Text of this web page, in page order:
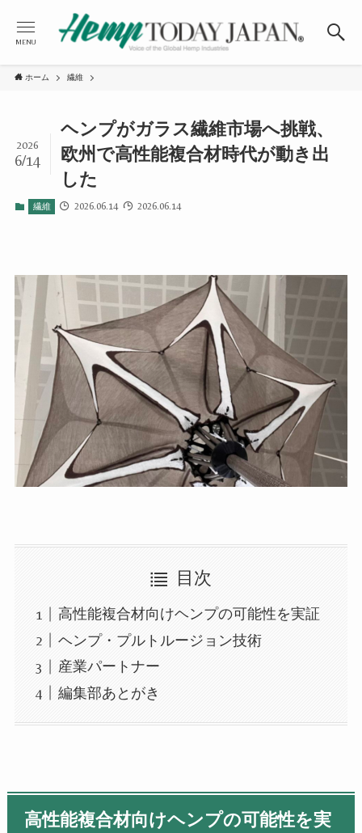
MENU
ホーム 繊維
ヘンプがガラス繊維市場へ挑戦、
欧州で高性能複合材時代が動き出
した
2026
6/14
繊維 2026.06.14 2026.06.14
目次
高性能複合材向けヘンプの可能性を実証
ヘンプ・プルトルージョン技術
産業パートナー
編集部あとがき
高性能複合材向けヘンプの可能性を実